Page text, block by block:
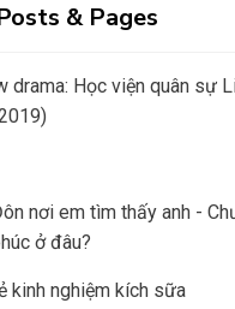
& Pages
drama: Học viện quân sự
nơi em tìm thấy anh -
ở đâu?
kinh nghiệm kích sữa